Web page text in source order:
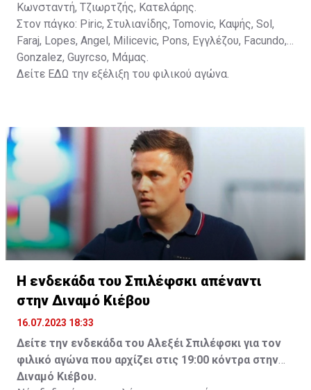
Κωνσταντή, Τζιωρτζής, Κατελάρης.
Στον πάγκο: Piric, Στυλιανίδης, Tomovic, Καψής, Sol,
Faraj, Lopes, Angel, Milicevic, Pons, Εγγλέζου, Facundo,
Gonzalez, Guyrcso, Μάμας.
Δείτε ΕΔΩ την εξέλιξη του φιλικού αγώνα.
Η ενδεκάδα του Σπιλέφσκι απέναντι
στην Διναμό Κιέβου
16.07.2023 18:33
Δείτε την ενδεκάδα του Αλεξέι Σπιλέφσκι για τον
φιλικό αγώνα που αρχίζει στις 19:00 κόντρα στην
Διναμό Κιέβου.